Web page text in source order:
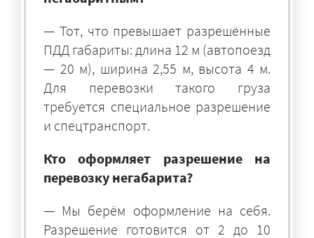
— Тот, что превышает разрешённые
ПДД габариты: длина 12 м (автопоезд
— 20 м), ширина 2,55 м, высота 4 м.
Для перевозки такого груза
требуется специальное разрешение
и спецтранспорт.
Кто оформляет разрешение на
перевозку негабарита?
— Мы берём оформление на себя.
Разрешение готовится от 2 до 10